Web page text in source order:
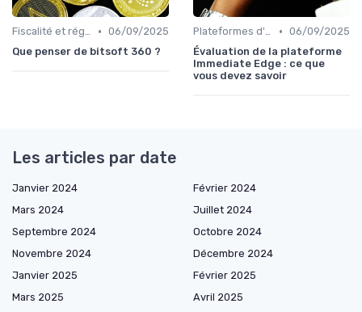
Fiscalité et réglementation • 06/09/2025
Que penser de bitsoft 360 ?
Plateformes d'échange et portefeuilles • 06/09/2025
Évaluation de la plateforme
Immediate Edge : ce que
vous devez savoir
Les articles par date
Janvier 2024
Février 2024
Mars 2024
Juillet 2024
Septembre 2024
Octobre 2024
Novembre 2024
Décembre 2024
Janvier 2025
Février 2025
Mars 2025
Avril 2025